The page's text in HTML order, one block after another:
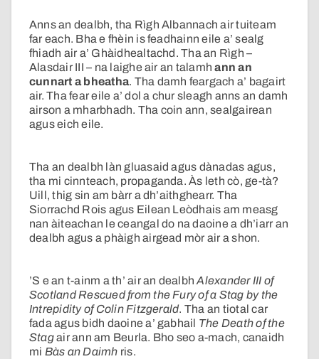
Anns an dealbh, tha Rìgh Albannach air tuiteam
far each. Bha e fhèin is feadhainn eile a’ sealg
fhiadh air a’ Ghàidhealtachd. Tha an Rìgh –
Alasdair III – na laighe air an talamhann an
cunnart a bheatha. Tha damh feargach a’ bagairt
air. Tha fear eile a’ dol a chur sleagh anns an damh
airson a mharbhadh. Tha coin ann, sealgairean
agus eich eile.
Tha an dealbh làn gluasaid agus dànadas agus,
tha mi cinnteach, propaganda. Às leth cò, ge-tà?
Uill, thig sin am bàrr a dh’aithghearr. Tha
Siorrachd Rois agus Eilean Leòdhais am measg
nan àiteachan le ceangal do na daoine a dh’iarr an
dealbh agus a phàigh airgead mòr air a shon.
’S e an t-ainm a th’ air an dealbhAlexander III of
Scotland Rescued from the Fury of a Stag by the
Intrepidity of Colin Fitzgerald. Tha an tiotal car
fada agus bidh daoine a’ gabhail The Death of the
Stagair ann am Beurla. Bho seo a-mach, canaidh
mi Bàs an Daimh ris.